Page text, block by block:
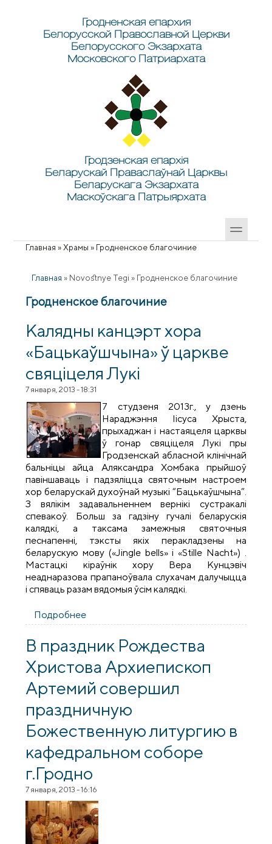
Гродненская епархия
Белорусской Православной Церкви
Белорусского Экзархата
Московского Патриархата
Гродзенская епархія
Беларускай Праваслаўнай Царквы
Беларускага Экзархата
Маскоўскага Патрыярхата
Вы здесь
Главная »Храмы » Гродненское благочиние
Главная » Novostnye Tegi » Гродненское благочиние
Гродненское благочиние
Калядны канцэрт хора
«Бацькаўшчына» ў царкве
свяціцеля Лукі
7 января, 2013 - 18:31
7 студзеня 2013г., у дзень
Нараджэння Іісуса Хрыста,
прыхаджан і настаяцеля царквы
ў гонар свяціцеля Лукі пры
Гродзенскай абласной клінічнай
бальніцы айца Аляксандра Хомбака прыйшоў
павіншаваць і падзяліцца святочным настроем
хор беларускай духоўнай музыкі “Бацькаўшчына”.
З вялікім задавальненнем вернікі сустракалі
спевакоў. Больш за гадзіну гучалі беларускія
калядкі, а таксама замежныя святочныя
песнапенні, тэксты якіх перакладзены на
беларускую мову («Jingle bells» і «Stille Nacht») .
Мастацкі кіраўнік хору Вера Кунцэвіч
неаднаразова прапаноўвала слухачам далучыцца
і спяваць разам вядомыя ўсім калядкі.
Подробнее
ў царкве свяціцеля Лукі
В праздник Рождества
Христова Архиепископ
Артемий совершил
праздничную
Божественную литургию в
кафедральном соборе
г.Гродно
7 января, 2013 - 16:16